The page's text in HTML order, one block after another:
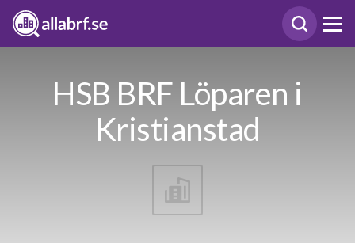
HSB BRF Löparen i
Kristianstad